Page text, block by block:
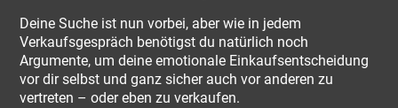
Deine Suche ist nun vorbei, aber wie in jedem
Verkaufsgespräch benötigst du natürlich noch
Argumente, um deine emotionale Einkaufsentscheidung
vor dir selbst und ganz sicher auch vor anderen zu
vertreten – oder eben zu verkaufen.